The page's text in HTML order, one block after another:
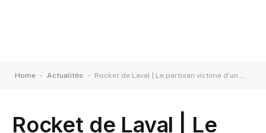
Home - Actualités - Rocket de Laval | Le partisan victime d’un malaise est décédé
Rocket de Laval | Le